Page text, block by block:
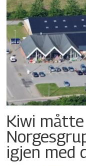
Kiwi
igjen med